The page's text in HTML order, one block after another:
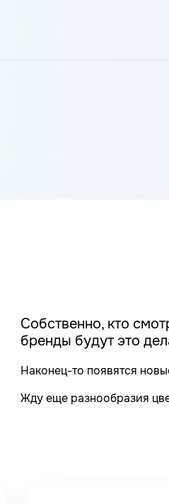
Собственно, кто
бренды будут это
Наконец-то появятся
Жду еще разнообразия